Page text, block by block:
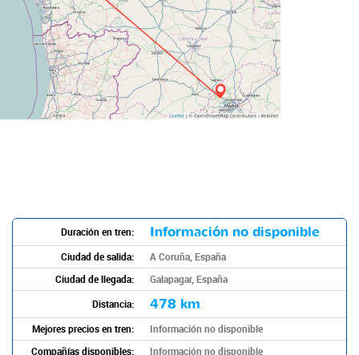
Duración en tren: Información no disponible
Ciudad de salida:
A Coruña, España
Ciudad de llegada:
Galapagar, España
Distancia:
478 km
Mejores precios en tren:
Información no disponible
Compañías disponibles:
Información no disponible